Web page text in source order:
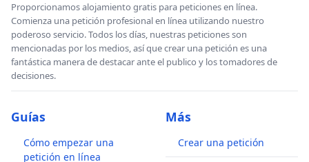
Proporcionamos alojamiento gratis para peticiones en línea.
Comienza una petición profesional en línea utilizando nuestro
poderoso servicio. Todos los días, nuestras peticiones son
mencionadas por los medios, así que crear una petición es una
fantástica manera de destacar ante el publico y los tomadores de
decisiones.
Guías
Cómo empezar una
petición en línea
Más
Crear una petición